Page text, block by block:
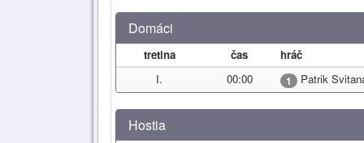
Domáci
tretina čas
hráč
I.
00:00 1 Patrik
Hostia